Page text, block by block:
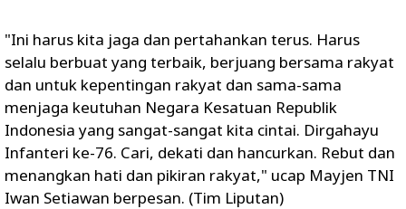
"Ini harus kita jaga dan pertahankan terus. Harus
selalu berbuat yang terbaik, berjuang bersama rakyat
dan untuk kepentingan rakyat dan sama-sama
menjaga keutuhan Negara Kesatuan Republik
Indonesia yang sangat-sangat kita cintai. Dirgahayu
Infanteri ke-76. Cari, dekati dan hancurkan. Rebut dan
menangkan hati dan pikiran rakyat," ucap Mayjen TNI
Iwan Setiawan berpesan. (Tim Liputan)